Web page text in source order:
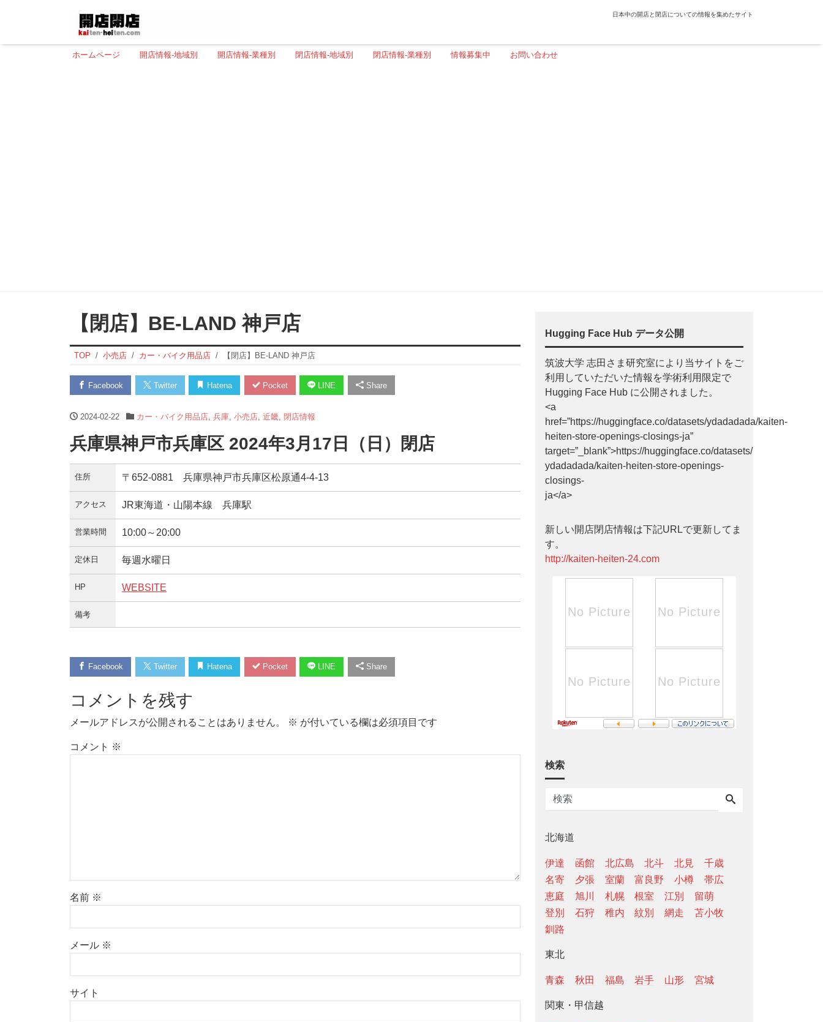
日本中の開店と閉店についての情報を集めたサイト
ホームページ 開店情報-地域別 開店情報-業種別 閉店情報-地域別 閉店情報-業種別 情報募集中 お問い合わせ
【閉店】BE-LAND 神戸店
TOP 小売店 カー・バイク用品店 【閉店】BE-LAND 神戸店
Facebook Twitter Hatena Pocket LINE Share
2024-02-22 カー・バイク用品店, 兵庫, 小売店, 近畿, 閉店情報
兵庫県神戸市兵庫区 2024年3月17日（日）閉店
住所 〒652-0881 兵庫県神戸市兵庫区松原通4-4-13
アクセス JR東海道・山陽本線 兵庫駅
営業時間 10:00～20:00
定休日 毎週水曜日
HP WEBSITE
備考
Facebook Twitter Hatena Pocket LINE Share
コメントを残す
メールアドレスが公開されることはありません。 ※ が付いている欄は必須項目です
コメント ※
名前 ※
メール ※
サイト
Hugging Face Hub データ公開
筑波大学 志田さま研究室により当サイトをご
利用していただいた情報を学術利用限定で
Hugging Face Hub に公開されました。
<a
href=”https://huggingface.co/datasets/ydadadada/kaiten-
heiten-store-openings-closings-ja”
target=”_blank”>https://huggingface.co/datasets/
ydadadada/kaiten-heiten-store-openings-
closings-
ja</a>
新しい開店閉店情報は下記URLで更新してま
す。
http://kaiten-heiten-24.com
検索
北海道
伊達 函館 北広島 北斗 北見
千歳
名寄
夕張 室蘭 富良野 小樽
帯広
恵庭
旭川 札幌 根室 江別
留萌
登別
石狩 稚内 紋別 網走
苫小牧
釧路
東北
青森 秋田 福島 岩手 山形 宮城
関東・甲信越